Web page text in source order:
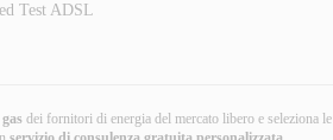
Test ADSL
dei fornitori di energia del mercato libero e seleziona le